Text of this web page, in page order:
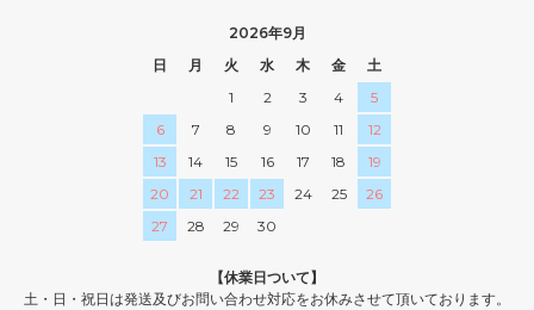
2026年9月
日
月 火 水 木 金
土
1
2 3 4
5
6
7 8 9 10 11
12
13
14 15 16 17 18
19
20
21 22 23 24 25
26
27
28 29 30
【休業日ついて】
土・日・祝日は発送及びお問い合わせ対応をお休みさせて頂いております。